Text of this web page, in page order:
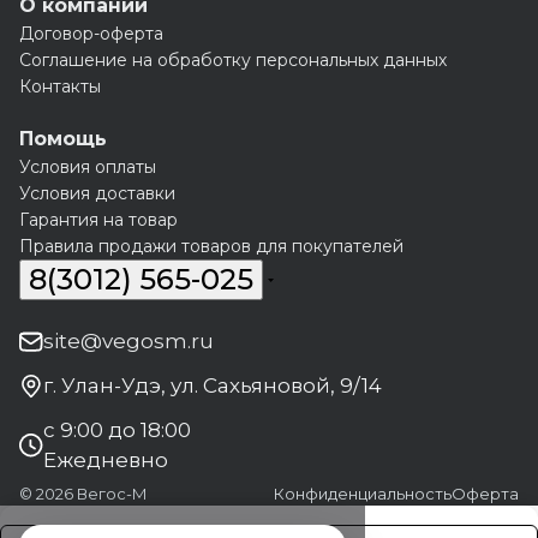
О компании
Договор-оферта
Соглашение на обработку персональных данных
Контакты
Помощь
Условия оплаты
Условия доставки
Гарантия на товар
Правила продажи товаров для покупателей
8(3012) 565-025
site@vegosm.ru
г. Улан-Удэ, ул. Сахьяновой, 9/14
с 9:00 до 18:00
Ежедневно
© 2026 Вегос-М КонфиденциальностьОферта